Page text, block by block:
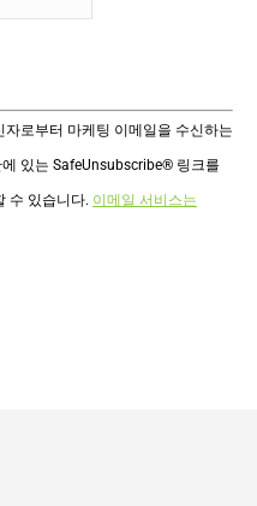
로부터 마케팅 이메일을 수신하는
있는 SafeUnsubscribe® 링크를
수 있습니다. 이메일 서비스는